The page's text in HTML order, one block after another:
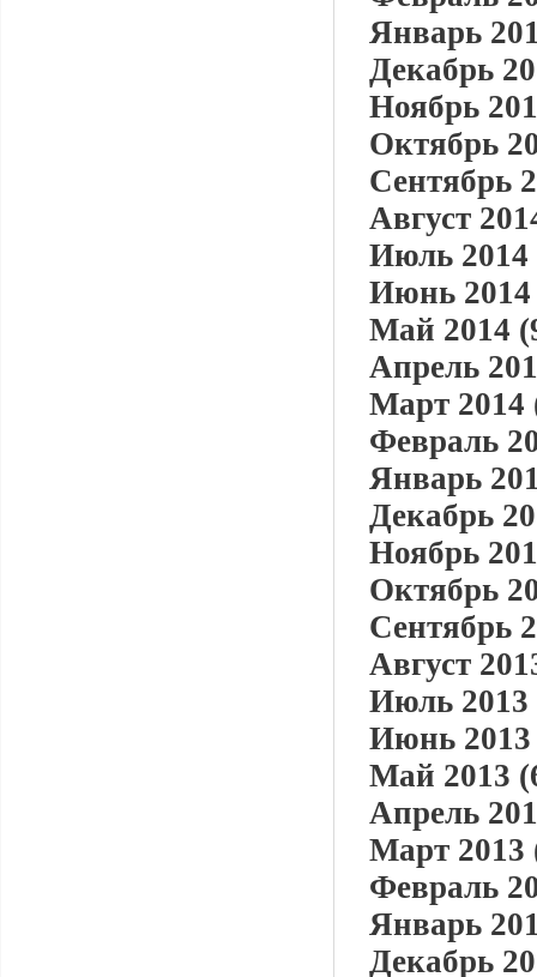
Январь
Декабрь
Ноябрь
Октябрь
Сентябрь
Август
Июль 2014
Июнь 2014
Май 2014
Апрель
Март 2014
Февраль
Январь
Декабрь
Ноябрь
Октябрь
Сентябрь
Август
Июль 2013
Июнь 2013
Май 2013
Апрель
Март 2013
Февраль
Январь
Декабрь